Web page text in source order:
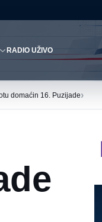
RADIO UŽIVO
domaćin 16. Puzijade›